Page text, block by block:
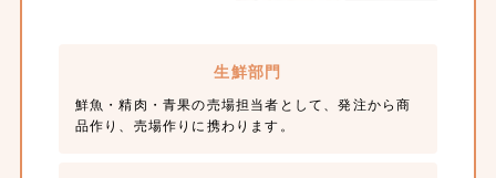
生鮮部門
鮮魚・精肉・青果の売場担当者として、発注から商
品作り、売場作りに携わります。